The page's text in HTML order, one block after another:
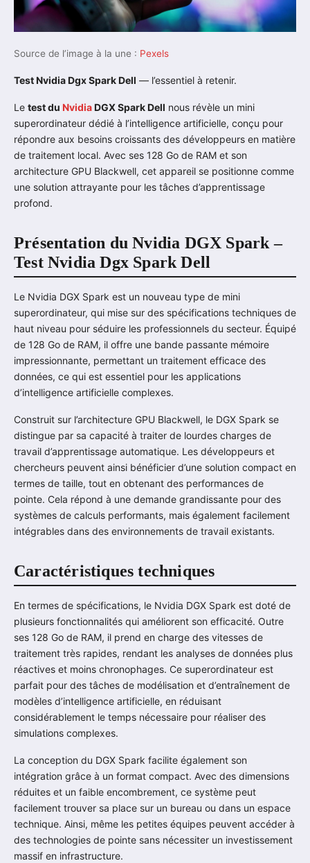
Source de l’image à la une : Pexels
Test Nvidia Dgx Spark Dell — l’essentiel à retenir.
Le test du NvidiaDGX Spark Dell nous révèle un mini
superordinateur dédié à l’intelligence artificielle, conçu pour
répondre aux besoins croissants des développeurs en matière
de traitement local. Avec ses 128 Go de RAM et son
architecture GPU Blackwell, cet appareil se positionne comme
une solution attrayante pour les tâches d’apprentissage
profond.
Présentation du Nvidia DGX Spark –
Test Nvidia Dgx Spark Dell
Le Nvidia DGX Spark est un nouveau type de mini
superordinateur, qui mise sur des spécifications techniques de
haut niveau pour séduire les professionnels du secteur. Équipé
de 128 Go de RAM, il offre une bande passante mémoire
impressionnante, permettant un traitement efficace des
données, ce qui est essentiel pour les applications
d’intelligence artificielle complexes.
Construit sur l’architecture GPU Blackwell, le DGX Spark se
distingue par sa capacité à traiter de lourdes charges de
travail d’apprentissage automatique. Les développeurs et
chercheurs peuvent ainsi bénéficier d’une solution compact en
termes de taille, tout en obtenant des performances de
pointe. Cela répond à une demande grandissante pour des
systèmes de calculs performants, mais également facilement
intégrables dans des environnements de travail existants.
Caractéristiques techniques
En termes de spécifications, le Nvidia DGX Spark est doté de
plusieurs fonctionnalités qui améliorent son efficacité. Outre
ses 128 Go de RAM, il prend en charge des vitesses de
traitement très rapides, rendant les analyses de données plus
réactives et moins chronophages. Ce superordinateur est
parfait pour des tâches de modélisation et d’entraînement de
modèles d’intelligence artificielle, en réduisant
considérablement le temps nécessaire pour réaliser des
simulations complexes.
La conception du DGX Spark facilite également son
intégration grâce à un format compact. Avec des dimensions
réduites et un faible encombrement, ce système peut
facilement trouver sa place sur un bureau ou dans un espace
technique. Ainsi, même les petites équipes peuvent accéder à
des technologies de pointe sans nécessiter un investissement
massif en infrastructure.